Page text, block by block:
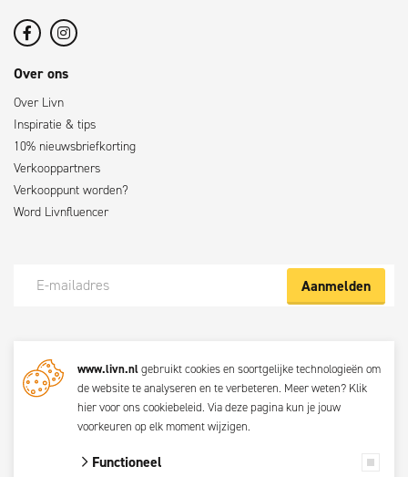
Over ons
Over Livn
Inspiratie & tips
10% nieuwsbriefkorting
Verkooppartners
Verkooppunt worden?
Word Livnfluencer
Aanmelden
De beste klustips en aanbiedingen maandelijks in jouw mailbox? Schrijf
je dan nu in voor de Livn nieuwsbrief. Bij inschrijving ga je akkoord met
privacyverklaring.
www.livn.nlgebruikt cookies en soortgelijke technologieën om
de website te analyseren en te verbeteren. Meer weten? Klik
hier voor ons cookiebeleid. Viadeze pagina kun je jouw
voorkeuren op elk moment wijzigen.
Functioneel